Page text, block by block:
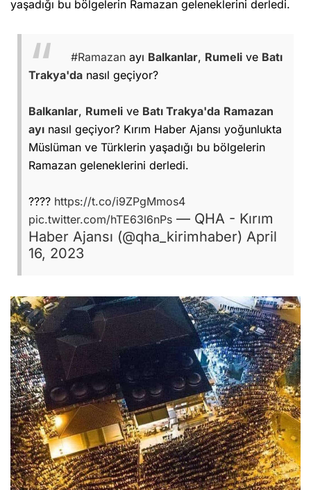
yaşadığı bu bölgelerin Ramazan geleneklerini derledi.
#Ramazan ayı Balkanlar, Rumeli ve Batı
Trakya'da nasıl geçiyor?
Balkanlar, Rumeli ve Batı Trakya'da Ramazan
ayı nasıl geçiyor? Kırım Haber Ajansı yoğunlukta
Müslüman ve Türklerin yaşadığı bu bölgelerin
Ramazan geleneklerini derledi.
???? https://t.co/i9ZPgMmos4
pic.twitter.com/hTE63l6nPs — QHA - Kırım
Haber Ajansı (@qha_kirimhaber) April
16, 2023